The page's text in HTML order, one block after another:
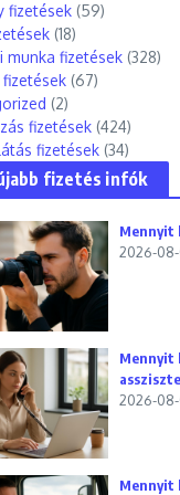
fizetések (59)
(18)
munka fizetések (328)
(67)
(2)
fizetések (424)
fizetések (34)
fizetés infók
Mennyit
2026-
Mennyit
2026-
Mennyit